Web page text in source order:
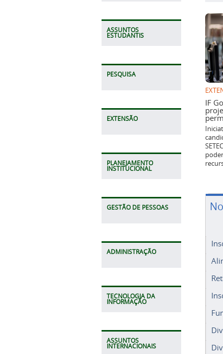
ASSUNTOS
ESTUDANTIS
PESQUISA
EXTENSÃO
PLANEJAMENTO
INSTITUCIONAL
GESTÃO DE PESSOAS
ADMINISTRAÇÃO
TECNOLOGIA DA
INFORMAÇÃO
ASSUNTOS
INTERNACIONAIS
IF